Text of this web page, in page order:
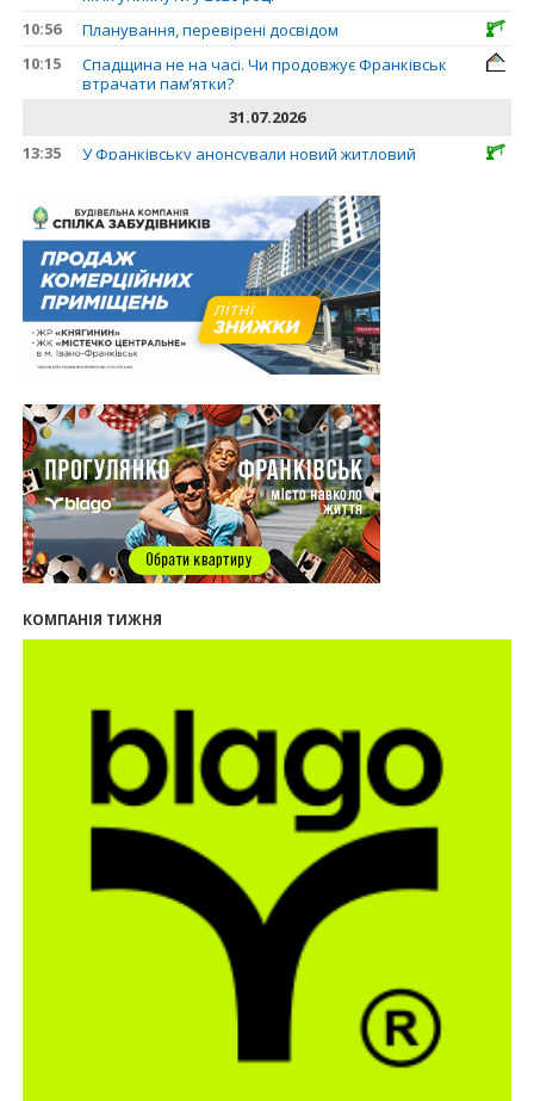
10:56
Планування, перевірені досвідом
10:15
Спадщина не на часі. Чи продовжує Франківськ
втрачати пам’ятки?
31.07.2026
13:35
У Франківську анонсували новий житловий
30.07.2026
15:01
Ринок житла зміщується на захід: Франківськ —
серед лідерів за зростанням цін на новобудови
13:04
“Мене все у Франківську дивує”: архітектор Ігор
Панчишин про спадщину, забудову та
майбутнє міста
29.07.2026
13:31
Спадщина не на часі. Чи продовжує Франківськ
втрачати пам’ятки?
12:26
В Івано-Франківську розпочали будівництво
нового житлового масиву «Надрічний»
09:32
У Франківську провели конференцію для
фахівців ринку нерухомості та девелоперів
27.07.2026
для Івано-Франківська
22.07.2026
Літо вигідних інвестицій: комерційні
приміщення зі знижками
21.07.2026
Як вибрати кольори для кухні у 2026 році
20.07.2026
У Поляниці та Франківську прокуратура стягує
понад 13 млн грн пайових внесків
17.07.2026
П’ятий фасад замість кондиціонера
приміщення зі знижками до -7%
КОМПАНІЯ ТИЖНЯ